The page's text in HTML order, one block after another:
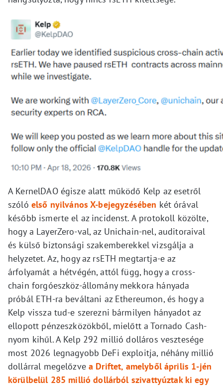
A KernelDAO égisze alatt működő Kelp az esetről
szóló első nyilvános X-bejegyzésében két órával
később ismerte el az incidenst. A protokoll közölte,
hogy a LayerZero-val, az Unichain-nel, auditoraival
és külső biztonsági szakemberekkel vizsgálja a
helyzetet. Az, hogy az rsETH megtartja-e az
árfolyamát a hétvégén, attól függ, hogy a cross-
chain forgóeszköz-állomány mekkora hányada
próbál ETH-ra beváltani az Ethereumon, és hogy a
Kelp vissza tud-e szerezni bármilyen hányadot az
ellopott pénzeszközökből, mielőtt a Tornado Cash-
nyom kihűl. A Kelp 292 millió dolláros vesztesége
most 2026 legnagyobb DeFi exploitja, néhány millió
dollárral megelőzvea Driftet, amelyből április 1-jén
körülbelül 285 millió dollárból szivattyúztak ki egy